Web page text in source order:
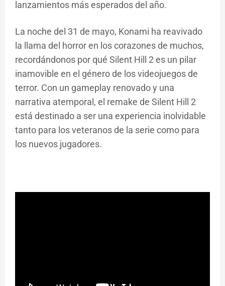
lanzamientos más esperados del año.
La noche del 31 de mayo, Konami ha reavivado
la llama del horror en los corazones de muchos,
recordándonos por qué Silent Hill 2 es un pilar
inamovible en el género de los videojuegos de
terror. Con un gameplay renovado y una
narrativa atemporal, el remake de Silent Hill 2
está destinado a ser una experiencia inolvidable
tanto para los veteranos de la serie como para
los nuevos jugadores.